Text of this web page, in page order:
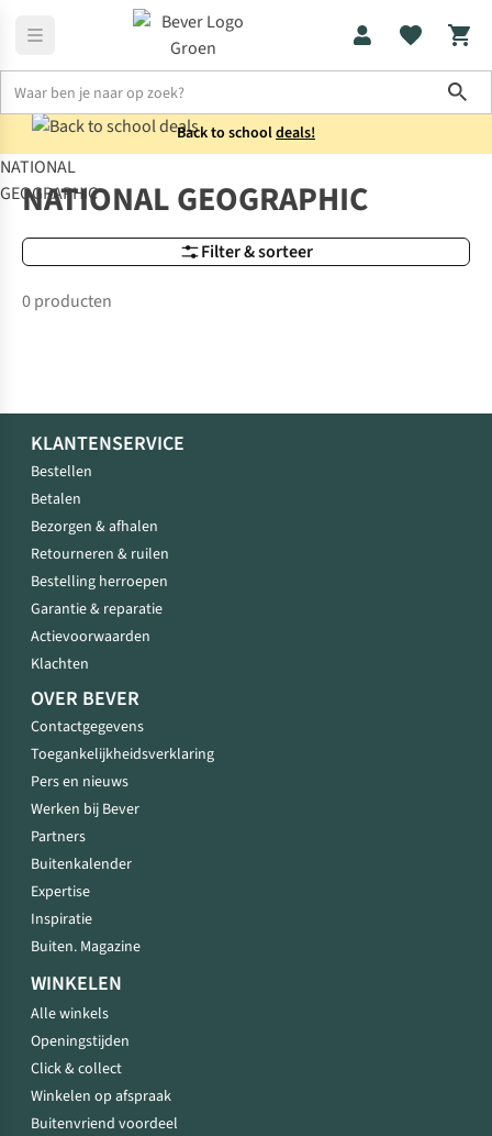
Back to schooldeals!
Merken NATIONAL GEOGRAPHIC
NATIONAL
GEOGRAPHIC
Filter & sorteer
NATIONAL GEOGRAPHIC
0 producten
KLANTENSERVICE
Bestellen
Betalen
Bezorgen & afhalen
Retourneren & ruilen
Bestelling herroepen
Garantie & reparatie
Actievoorwaarden
Klachten
OVER BEVER
Contactgegevens
Toegankelijkheidsverklaring
Pers en nieuws
Werken bij Bever
Partners
Buitenkalender
Expertise
Inspiratie
Buiten. Magazine
WINKELEN
Alle winkels
Openingstijden
Click & collect
Winkelen op afspraak
Buitenvriend voordeel